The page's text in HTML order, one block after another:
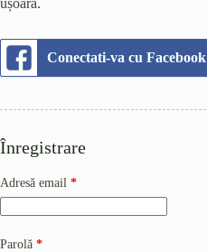
ușoară.
Conectati-va cu Facebook
Înregistrare
Adresă email *Obligatoriu
Parolă *Obligatoriu